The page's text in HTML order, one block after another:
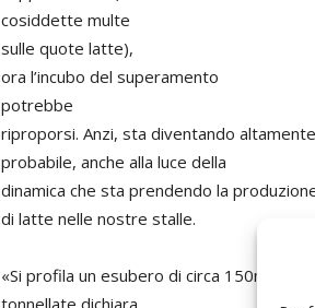
cosiddette multe
sulle quote latte),
ora l’incubo del superamento
potrebbe
riproporsi. Anzi, sta diventando altamente
probabile, anche alla luce della
dinamica che sta prendendo la
di latte nelle nostre stalle.
«Si profila un esubero di circa 150mila
tonnellate dichiara